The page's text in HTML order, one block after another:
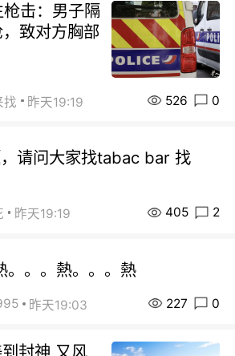
击：男子隔
致对方胸部
找 昨天19:19 526 0
请问大家找tabac bar 找
昨天19:19 405 2
。。。熱。。。熱
昨天19:03 227 0
封神 又风